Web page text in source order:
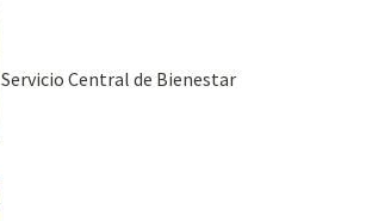
Servicio Central de Bienestar